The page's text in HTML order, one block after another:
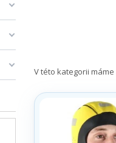
V této kategorii